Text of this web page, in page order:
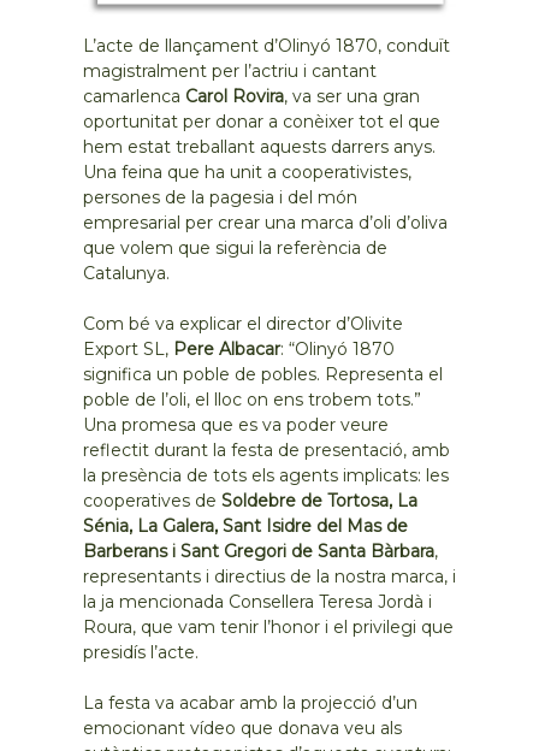
L’acte de llançament d’Olinyó 1870, conduït
magistralment per l’actriu i cantant
camarlenca Carol Rovira, va ser una gran
oportunitat per donar a conèixer tot el que
hem estat treballant aquests darrers anys.
Una feina que ha unit a cooperativistes,
persones de la pagesia i del món
empresarial per crear una marca d’oli d’oliva
que volem que sigui la referència de
Catalunya.
Com bé va explicar el director d’Olivite
Export SL, Pere Albacar: “Olinyó 1870
significa un poble de pobles. Representa el
poble de l’oli, el lloc on ens trobem tots.”
Una promesa que es va poder veure
reflectit durant la festa de presentació, amb
la presència de tots els agents implicats: les
cooperatives de Soldebre de Tortosa, La
Sénia, La Galera, Sant Isidre del Mas de
Barberans i Sant Gregori de Santa Bàrbara,
representants i directius de la nostra marca, i
la ja mencionada Consellera Teresa Jordà i
Roura, que vam tenir l’honor i el privilegi que
presidís l’acte.
La festa va acabar amb la projecció d’un
emocionant vídeo que donava veu als